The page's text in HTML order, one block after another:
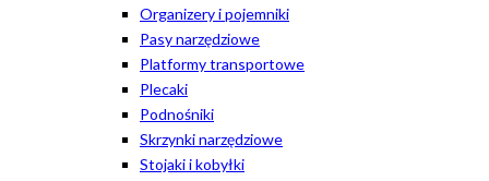
Organizery i pojemniki
Pasy narzędziowe
Platformy transportowe
Plecaki
Podnośniki
Skrzynki narzędziowe
Stojaki i kobyłki